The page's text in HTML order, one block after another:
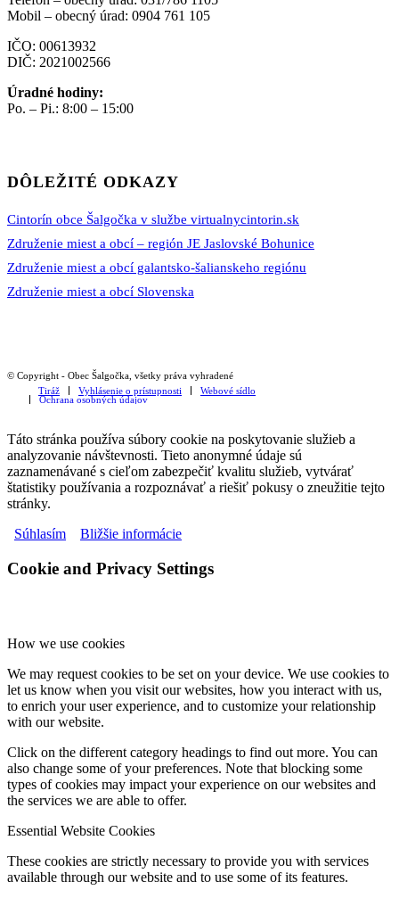
Mobil – obecný úrad: 0904 761 105
IČO: 00613932
DIČ: 2021002566
Úradné hodiny:
Po. – Pi.: 8:00 – 15:00
DÔLEŽITÉ ODKAZY
Cintorín obce Šalgočka v službe virtualnycintorin.sk
Združenie miest a obcí – región JE Jaslovské Bohunice
Združenie miest a obcí galantsko-šalianskeho regiónu
Združenie miest a obcí Slovenska
© Copyright - Obec Šalgočka, všetky práva vyhradené
Tiráž
Vyhlásenie o prístupnosti
Webové sídlo
Ochrana osobných údajov
Táto stránka používa súbory cookie na poskytovanie služieb a
analyzovanie návštevnosti. Tieto anonymné údaje sú
zaznamenávané s cieľom zabezpečiť kvalitu služieb, vytvárať
štatistiky používania a rozpoznávať a riešiť pokusy o zneužitie tejto
stránky.
Súhlasím
Bližšie informácie
Cookie and Privacy Settings
How we use cookies
We may request cookies to be set on your device. We use cookies to
let us know when you visit our websites, how you interact with us,
to enrich your user experience, and to customize your relationship
with our website.
Click on the different category headings to find out more. You can
also change some of your preferences. Note that blocking some
types of cookies may impact your experience on our websites and
the services we are able to offer.
Essential Website Cookies
These cookies are strictly necessary to provide you with services
available through our website and to use some of its features.